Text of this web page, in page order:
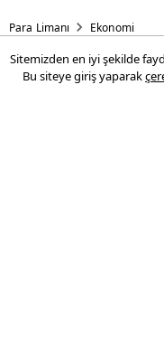
Para Limanı Ekonomi
Türkiye,
ülkesini
Sitemizden en iyi şekilde
Bu siteye giriş yaparak